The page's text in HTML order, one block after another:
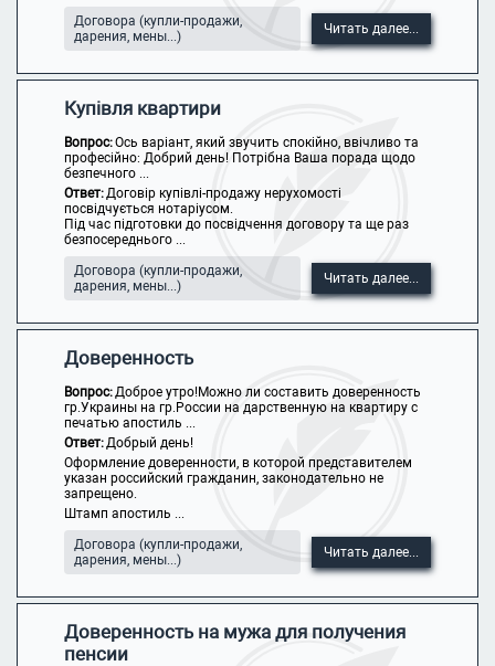
Договора (купли-продажи,
дарения, мены...)
Читать далее...
Купівля квартири
Вопрос:Ось варіант, який звучить спокійно, ввічливо та
професійно: Добрий день! Потрібна Ваша порада щодо
безпечного ...
Ответ:Договір купівлі-продажу нерухомості
посвідчується нотаріусом.
Під час підготовки до посвідчення договору та ще раз
безпосереднього ...
Договора (купли-продажи,
дарения, мены...)
Читать далее...
Доверенность
Вопрос:Доброе утро!Можно ли составить доверенность
гр.Украины на гр.России на дарственную на квартиру с
печатью апостиль ...
Ответ:Добрый день!
Оформление доверенности, в которой представителем
указан российский гражданин, законодательно не
запрещено.
Штамп апостиль ...
Договора (купли-продажи,
дарения, мены...)
Читать далее...
Доверенность на мужа для получения
пенсии